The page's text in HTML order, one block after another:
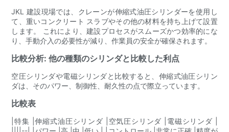
JKL 建設現場では、クレーンが伸縮式油圧シリンダーを使用し
て、重いコンクリート スラブやその他の材料を持ち上げて設置
します。 これにより、建設プロセスがスムーズかつ効率的にな
り、手動介入の必要性が減り、作業員の安全が確保されます。
比較分析: 他の種類のシリンダと比較した利点
空圧シリンダや電磁シリンダと比較すると、伸縮式油圧シリン
ダは、そのパワー、制御性、耐久性の点で際立っています。
比較表
|特集 |伸縮式油圧シリンダ |空気圧シリンダ |電磁シリンダ |